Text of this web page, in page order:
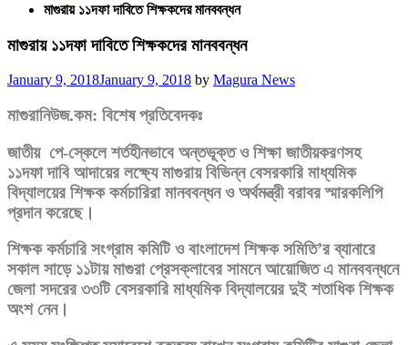
মাগুরায় ১১দফা ‍দাবিতে শিক্ষকদের মানববন্ধন
মাগুরায় ১১দফা ‍দাবিতে শিক্ষকদের মানববন্ধন
Posted
January 9, 2018January 9, 2018 by Magura News
মাগুরানিউজ.কম: বিশেষ প্রতিবেদকঃ
জাতীয় পে-স্কেলে শর্তহীনভাবে অন্তভূক্ত ও শিক্ষা জাতীয়করণসহ
১১দফা দাবি আদায়ের লক্ষ্যে মাগুরায় বিভিন্ন বেসরকারি মাধ্যমিক
বিদ্যালয়ের শিক্ষক কর্মচারিরা মানববন্ধন ও অর্থমন্ত্রী বরাবর স্মারকলিপি
প্রদান করেছে।
শিক্ষক কর্মচারি সংগ্রাম কমিটি ও বাংলাদেশ শিক্ষক সমিতি’র ব্যানারে
সকাল সাড়ে ১১টায় মাগুরা প্রেসক্লাবের সামনে আয়োজিত এ মানববন্ধনে
জেলা সদরের ৩৩টি বেসরকারি মাধ্যমিক বিদ্যালয়ের দুই শতাধিক শিক্ষক
অংশ নেন।